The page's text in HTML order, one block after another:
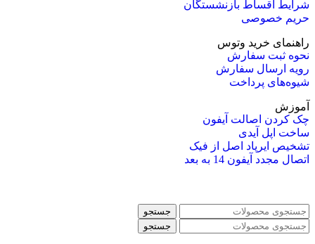
شرایط اقساط بازنشستگان
حریم خصوصی
راهنمای خرید وتوس
نحوه ثبت سفارش
رویه ارسال سفارش
شیوه‌های پرداخت
آموزش
چک کردن اصالت آیفون
ساخت اپل آیدی
تشخیص ایرپاد اصل از فیک
اتصال مجدد آیفون 14 به بعد
جستجو
جستجو